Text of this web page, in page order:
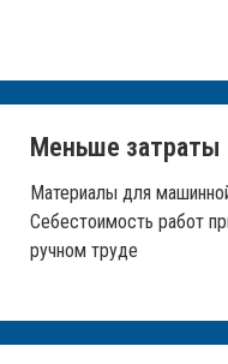
Меньше затраты
Материалы для
Себестоимость работ
ручном труде